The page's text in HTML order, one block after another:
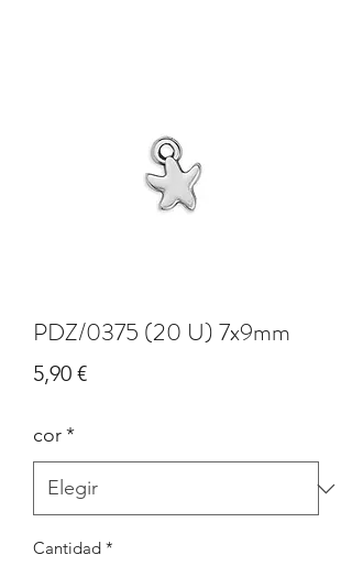
PDZ/0375 (20 U) 7x9mm
5,90 €Precio
cor*
Cantidad *